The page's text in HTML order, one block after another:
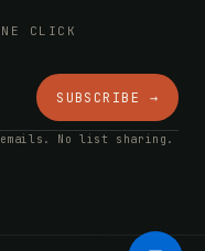
CLICK
SUBSCRIBE →
No list sharing.